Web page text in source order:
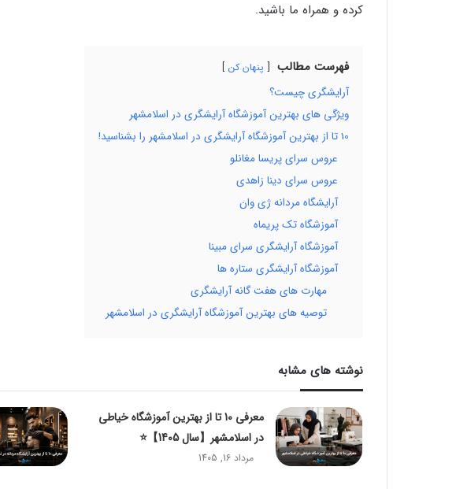
کرده و همراه ما باشید.
فهرست مطالب پنهان کن
آرایشگری چیست؟
ویژگی های بهترین آموزشگاه آرایشگری در اسلامشهر
10 تا از بهترین آموزشگاه آرایشگری در اسلامشهر را بشناسید!
عروس سرای پریسا مغانلو
عروس سرای دینا زاهدی
آرایشگاه مردانه ژی وان
آموزشگاه تک پریماه
آموزشگاه آرایشگری سرای مبینا
آموزشگاه آرایشگری ستاره ها
مهارت های هفت گانه آرایشگری
توصیه های بهترین آموزشگاه آرایشگری در اسلامشهر
نوشته های مشابه
معرفی 10 تا از بهترین آموزشگاه خیاطی
در اسلامشهر【سال 1405】⭐️
مرداد 16, 1405